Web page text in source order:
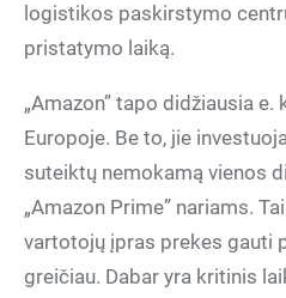
logistikos paskirstymo
pristatymo laiką.
„Amazon” tapo didžiausia
Europoje. Be to, jie
suteiktų nemokamą vienos
„Amazon Prime” nariams.
vartotojų įpras prekes gauti
greičiau. Dabar yra kritinis